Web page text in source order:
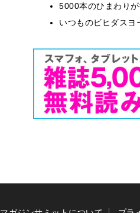
5000本のひまわり
いつものビヒダス